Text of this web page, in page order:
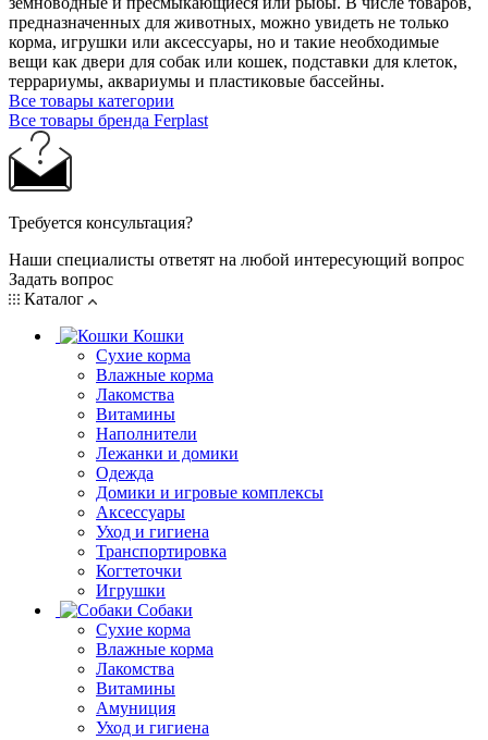
предназначенных для животных, можно увидеть не только
корма, игрушки или аксессуары, но и такие необходимые
вещи как двери для собак или кошек, подставки для клеток,
террариумы, аквариумы и пластиковые бассейны.
Все товары категории
Все товары бренда Ferplast
Требуется консультация?
Наши специалисты ответят на любой интересующий вопрос
Задать вопрос
Каталог
Кошки
Сухие корма
Влажные корма
Лакомства
Витамины
Наполнители
Лежанки и домики
Одежда
Домики и игровые комплексы
Аксессуары
Уход и гигиена
Транспортировка
Когтеточки
Игрушки
Собаки
Сухие корма
Влажные корма
Лакомства
Витамины
Амуниция
Уход и гигиена